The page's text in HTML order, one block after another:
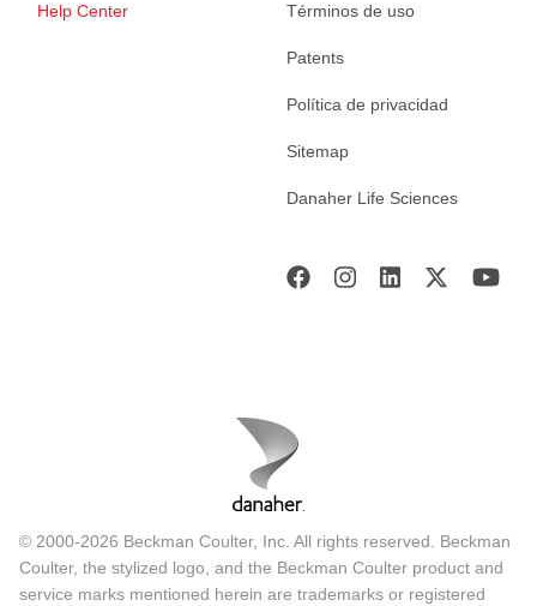
Help Center Términos de uso
Patents
Política de privacidad
Sitemap
Danaher Life Sciences
© 2000-2026 Beckman Coulter, Inc. All rights reserved. Beckman
Coulter, the stylized logo, and the Beckman Coulter product and
service marks mentioned herein are trademarks or registered